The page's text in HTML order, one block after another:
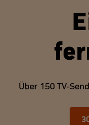
Über 150 TV-